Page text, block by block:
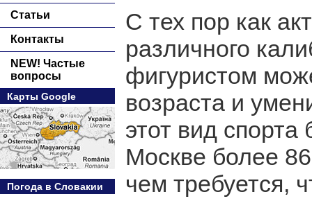
Статьи
Контакты
NEW! Частые
вопросы
Карты Google
Погода в Словакии
С тех пор как
различного
фигуристом
возраста и
этот вид спорта
Москве более
чем требуется,